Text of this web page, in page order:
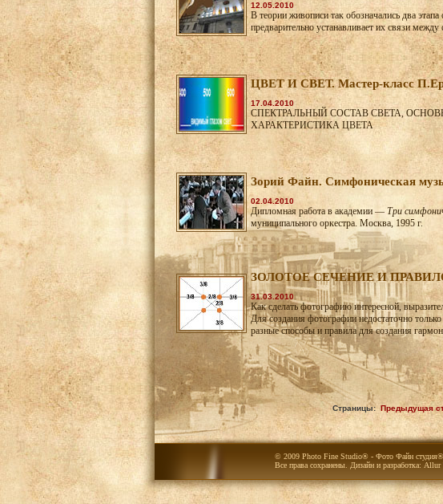
12.05.2010
В теории живописи так обозначались два
предварительно устанавливает их связи
ЦВЕТ И СВЕТ. Мастер-класс
17.04.2010
СПЕКТРАЛЬНЫЙ СОСТАВ СВЕТА,
ХАРАКТЕРИСТИКА ЦВЕТА
Зорий Файн. Симфоническая
02.04.2010
Дипломная работа в академии — Три
муниципального оркестра. Москва, 1995 г.
ЗОЛОТОЕ СЕЧЕНИЕ И
31.03.2010
Как сделать фотографию интересной,
Для создания фотографии недостаточно
разные способы и правила для создания
Страницы: Предыдущая
© 2009 Photo Fine Studio® - Фото Файн студия®.
Все права сохранены. Дизайн и разработка: Allur